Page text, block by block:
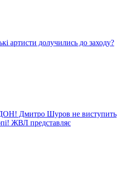
артисти долучились до заходу?
Дмитро Шуров не виступить
ЖВЛ представляє